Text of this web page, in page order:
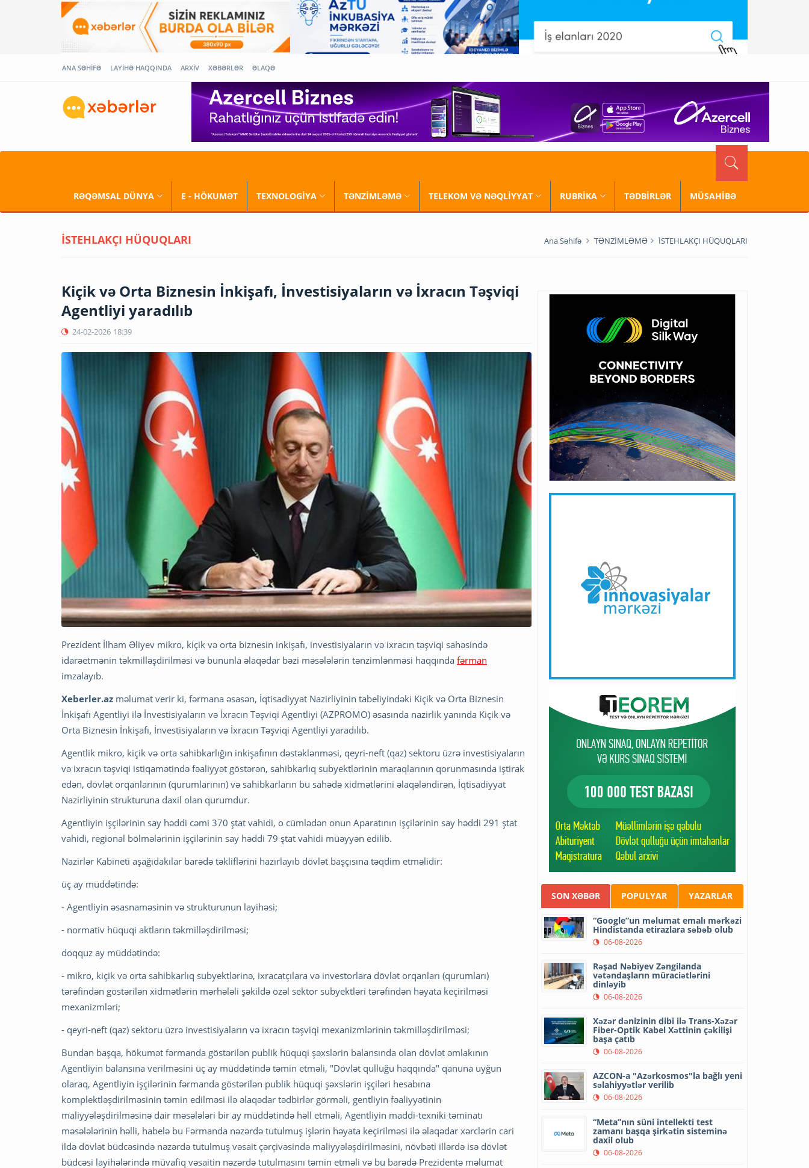
ANA SƏHİFƏ LAYİHƏ HAQQINDA ARXİV XƏBƏRLƏR ƏLAQƏ
RƏQƏMSAL DÜNYA E - HÖKUMƏT TEXNOLOGİYA TƏNZİMLƏMƏ TELEKOM VƏ NƏQLİYYAT RUBRİKA TƏDBİRLƏR MÜSAHİBƏ
İSTEHLAKÇI HÜQUQLARI Ana Səhifə TƏNZİMLƏMƏ İSTEHLAKÇI HÜQUQLARI
Kiçik və Orta Biznesin İnkişafı, İnvestisiyaların və İxracın Təşviqi
Agentliyi yaradılıb
24-02-2026 18:39
Prezident İlham Əliyev mikro, kiçik və orta biznesin inkişafı, investisiyaların və ixracın təşviqi sahəsində
idarəetmənin təkmilləşdirilməsi və bununla əlaqədar bəzi məsələlərin tənzimlənməsi haqqında fərman
imzalayıb.
Xeberler.az məlumat verir ki, fərmana əsasən, İqtisadiyyat Nazirliyinin tabeliyindəki Kiçik və Orta Biznesin
İnkişafı Agentliyi ilə İnvestisiyaların və İxracın Təşviqi Agentliyi (AZPROMO) əsasında nazirlik yanında Kiçik və
Orta Biznesin İnkişafı, İnvestisiyaların və İxracın Təşviqi Agentliyi yaradılıb.
Agentlik mikro, kiçik və orta sahibkarlığın inkişafının dəstəklənməsi, qeyri-neft (qaz) sektoru üzrə investisiyaların
və ixracın təşviqi istiqamətində fəaliyyət göstərən, sahibkarlıq subyektlərinin maraqlarının qorunmasında iştirak
edən, dövlət orqanlarının (qurumlarının) və sahibkarların bu sahədə xidmətlərini əlaqələndirən, İqtisadiyyat
Nazirliyinin strukturuna daxil olan qurumdur.
Agentliyin işçilərinin say həddi cəmi 370 ştat vahidi, o cümlədən onun Aparatının işçilərinin say həddi 291 ştat
vahidi, regional bölmələrinin işçilərinin say həddi 79 ştat vahidi müəyyən edilib.
Nazirlər Kabineti aşağıdakılar barədə təkliflərini hazırlayıb dövlət başçısına təqdim etməlidir:
üç ay müddətində:
- Agentliyin əsasnaməsinin və strukturunun layihəsi;
- normativ hüquqi aktların təkmilləşdirilməsi;
doqquz ay müddətində:
- mikro, kiçik və orta sahibkarlıq subyektlərinə, ixracatçılara və investorlara dövlət orqanları (qurumları)
tərəfindən göstərilən xidmətlərin mərhələli şəkildə özəl sektor subyektləri tərəfindən həyata keçirilməsi
mexanizmləri;
- qeyri-neft (qaz) sektoru üzrə investisiyaların və ixracın təşviqi mexanizmlərinin təkmilləşdirilməsi;
Bundan başqa, hökumət fərmanda göstərilən publik hüquqi şəxslərin balansında olan dövlət əmlakının
Agentliyin balansına verilməsini üç ay müddətində təmin etməli, "Dövlət qulluğu haqqında" qanuna uyğun
olaraq, Agentliyin işçilərinin fərmanda göstərilən publik hüquqi şəxslərin işçiləri hesabına
komplektləşdirilməsinin təmin edilməsi ilə əlaqədar tədbirlər görməli, gentliyin fəaliyyətinin
maliyyələşdirilməsinə dair məsələləri bir ay müddətində həll etməli, Agentliyin maddi-texniki təminatı
məsələlərinin həlli, habelə bu Fərmanda nəzərdə tutulmuş işlərin həyata keçirilməsi ilə əlaqədar xərclərin cari
ildə dövlət büdcəsində nəzərdə tutulmuş vəsait çərçivəsində maliyyələşdirilməsini, növbəti illərdə isə dövlət
büdcəsi layihələrində müvafiq vəsaitin nəzərdə tutulmasını təmin etməli və bu barədə Prezidentə məlumat
SON XƏBƏR POPULYAR YAZARLAR
“Google”un məlumat emalı mərkəzi
Hindistanda etirazlara səbəb olub
06-08-2026
Rəşad Nəbiyev Zəngilanda
vətəndaşların müraciətlərini
dinləyib
06-08-2026
Xəzər dənizinin dibi ilə Trans-Xəzər
Fiber-Optik Kabel Xəttinin çəkilişi
başa çatıb
06-08-2026
AZCON-a "Azərkosmos"la bağlı yeni
səlahiyyətlər verilib
06-08-2026
“Meta”nın süni intellekti test
zamanı başqa şirkətin sisteminə
daxil olub
06-08-2026